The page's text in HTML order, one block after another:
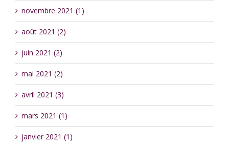
novembre 2021 (1)
août 2021 (2)
juin 2021 (2)
mai 2021 (2)
avril 2021 (3)
mars 2021 (1)
janvier 2021 (1)